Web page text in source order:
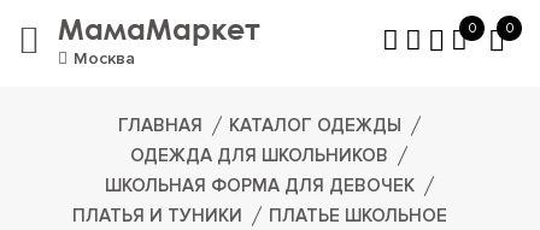
МамаМаркет
Москва
0 0
ГЛАВНАЯ
КАТАЛОГ ОДЕЖДЫ
ОДЕЖДА ДЛЯ ШКОЛЬНИКОВ
ШКОЛЬНАЯ ФОРМА ДЛЯ ДЕВОЧЕК
ПЛАТЬЯ И ТУНИКИ
ПЛАТЬЕ ШКОЛЬНОЕ